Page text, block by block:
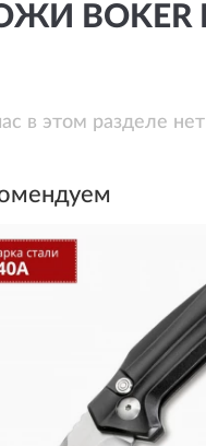
BOKER
в этом разделе